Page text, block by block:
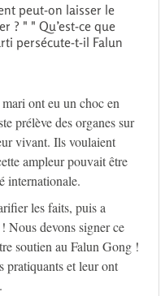
peut-on laisser le
? " " Qu’est-ce que
persécute-t-il Falun
ont eu un choc en
prélève des organes sur
vivant. Ils voulaient
ampleur pouvait être
internationale.
les faits, puis a
Nous devons signer ce
soutien au Falun Gong !
pratiquants et leur ont